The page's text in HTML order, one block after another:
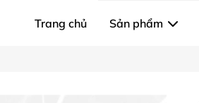
Trang chủ Sản phẩm